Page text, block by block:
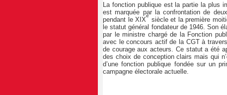
La fonction publique est la partie la plus
est marquée par la confrontation de
pendant le XIX
e
siècle et la première
le statut général fondateur de 1946. Son
par le ministre chargé de la Fonction
avec le concours actif de la CGT à
de courage aux acteurs. Ce statut a été
des choix de conception clairs mais qui
d’une fonction publique fondée sur un
campagne électorale actuelle.